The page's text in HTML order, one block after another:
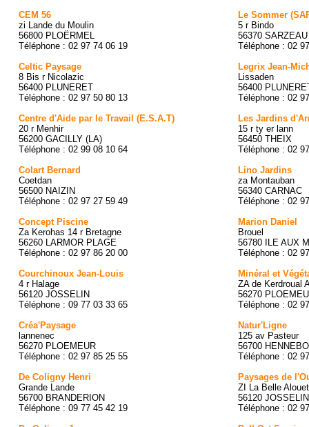
CEM 56
zi Lande du Moulin
56800 PLOËRMEL
Téléphone : 02 97 74 06 19
Celtic Paysage
8 Bis r Nicolazic
56400 PLUNERET
Téléphone : 02 97 50 80 13
Centre d'Aide par le Travail (E.S.A.T)
20 r Menhir
56200 GACILLY (LA)
Téléphone : 02 99 08 10 64
Colart Bernard
Coetdan
56500 NAIZIN
Téléphone : 02 97 27 59 49
Concept Piscine
Za Kerohas 14 r Bretagne
56260 LARMOR PLAGE
Téléphone : 02 97 86 20 00
Courchinoux Jean-Louis
4 r Halage
56120 JOSSELIN
Téléphone : 09 77 03 33 65
Créa'Paysage
lannenec
56270 PLOEMEUR
Téléphone : 02 97 85 25 55
De Coligny Henri
Grande Lande
56700 BRANDERION
Téléphone : 09 77 45 42 19
Le Sommer
5 r Bindo
56370 SARZEAU
Téléphone : 02
Legrix Jean-
Lissaden
56400
Téléphone : 02
Les Jardins
15 r ty er lann
56450 THEIX
Téléphone : 02
Lino Jardins
za Montauban
56340 CARNAC
Téléphone : 02
Marion Daniel
Brouel
56780 ILE AUX
Téléphone : 02
Minéral et
ZA de Kerdroual
56270
Téléphone : 02
Natur'Ligne
125 av Pasteur
56700
Téléphone : 02
Paysages de
ZI La Belle
56120 JOSSELIN
Téléphone : 02